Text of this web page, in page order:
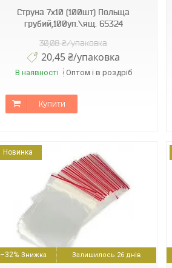
Струна 7х10 (100шт) Польща
грубий,100уп.\ящ. 65324
30,08 ₴/упаковка
20,45 ₴/упаковка
В наявності Оптом і в роздріб
Купити
Новинка
–32% Залишилось 26 днів
112563